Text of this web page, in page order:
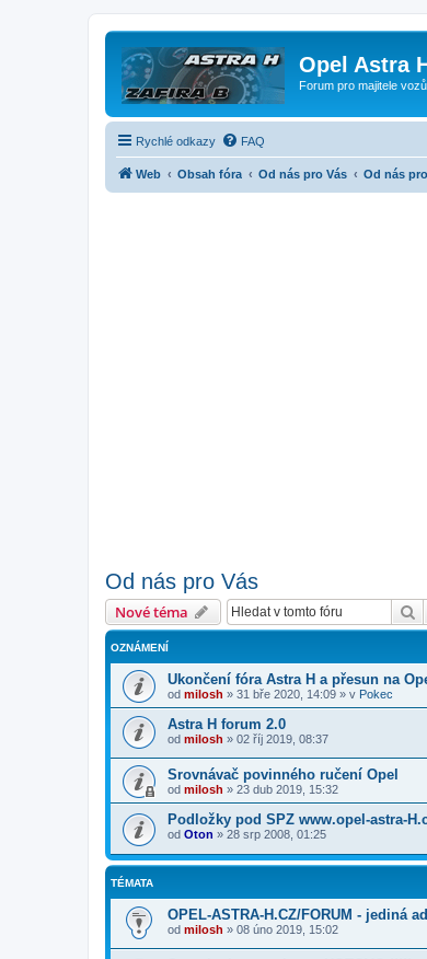
Opel Astra
Forum pro majitele
Rychlé odkazy FAQ
Web Obsah fóra Od nás pro Vás Od nás
Od nás pro Vás
Nové téma
OZNÁMENÍ
Ukončení fóra Astra H a přesun na
od milosh » 31 bře 2020, 14:09 » v Pokec
Astra H forum 2.0
od milosh » 02 říj 2019, 08:37
Srovnávač povinného ručení Opel
od milosh » 23 dub 2019, 15:32
Podložky pod SPZ www.opel-astra-
od Oton » 28 srp 2008, 01:25
TÉMATA
OPEL-ASTRA-H.CZ/FORUM - jediná
od milosh » 08 úno 2019, 15:02